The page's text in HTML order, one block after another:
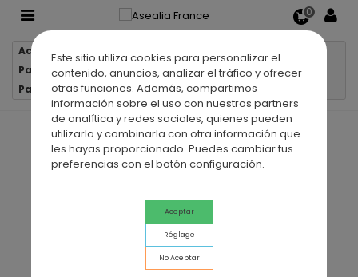
Este sitio utiliza cookies para personalizar el
contenido, anuncios, analizar el tráfico y ofrecer
otras funciones. Además, compartimos
información sobre el uso con nuestros partners
de analítica y redes sociales, quienes pueden
utilizarla y combinarla con otra información que
les hayas proporcionado. Puedes cambiar tus
preferencias con el botón configuración.
Aceptar
Réglage
No Aceptar
0
Accueil
Parois de douche 2 verres fixes + 2 portes coulissantes
Paroi de douche 2 VF + 2 PC BASIC SPAZIO